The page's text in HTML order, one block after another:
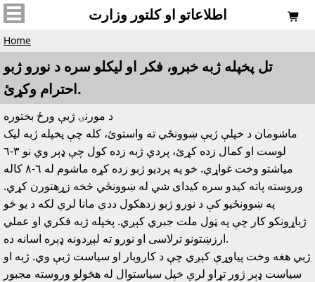
اطلاعاتو او کلتور وزارت 
Home
تل پخپله ژبه خبرو، فکر او ليکلو سره د نورو ژبو
احترام وکړئ.
د مورنۍ ژبې ورځ بختوره
ماشومان د خپلې ژبې ښوونځي ته واستوئ، کله چې پخپله ژبه ليک
لوست او کمال زده کړئ، پردي ژبه زده کول چې ډېر وي نو ٣-٦
مياشتو وخت غواړي. خو په پرديو ژبو زده کړه ماشوم له ٦-٨ کاله
وروسته پاته کيدو سره کيداى شي له ښوونځي څخه زړهتورن کړي.
په ښوونځيو کې د نورو ژبو زدهکول ددي مانا لري لکه د يو څو
ژباړونکو کار چې په ټول ملت جبري کېږي. پخپله ژبه فکري او عملي
ارزښتونو ترلاسى او نورو ته لېږدونه ډېره اسانه ده.
ژبي هغه وخت پياوړې کېږي چې د کاروبار او سياست ژبې وي. ژبه او
سياست ډېر ژور تړاو لري خپل سياستوال له هڅولو وروسته مجبور